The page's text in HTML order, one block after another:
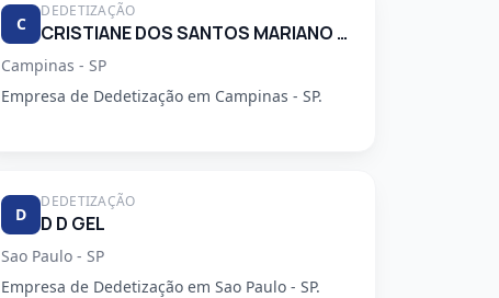
C
DEDETIZAÇÃO
CRISTIANE DOS SANTOS MARIANO 34248553830
Campinas - SP
Empresa de Dedetização em Campinas - SP.
D
DEDETIZAÇÃO
D D GEL
Sao Paulo - SP
Empresa de Dedetização em Sao Paulo - SP.